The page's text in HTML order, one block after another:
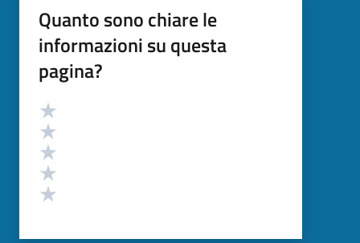
Quanto sono chiare le
informazioni su questa
pagina?
Valutazione